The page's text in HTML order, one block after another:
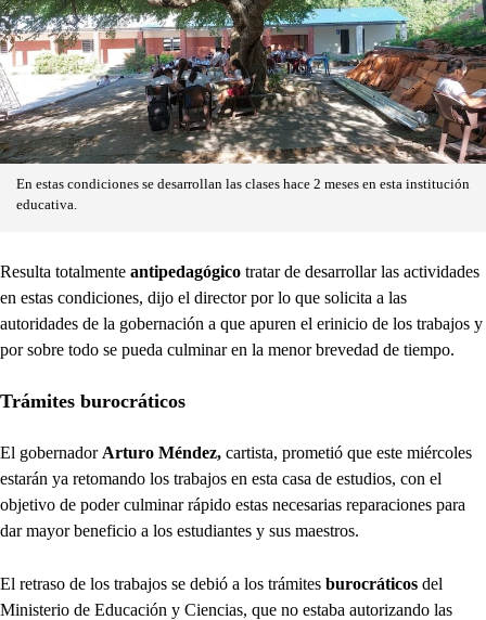
En estas condiciones se desarrollan las clases hace 2 meses en esta institución
educativa.
Resulta totalmente antipedagógico tratar de desarrollar las actividades
en estas condiciones, dijo el director por lo que solicita a las
autoridades de la gobernación a que apuren el erinicio de los trabajos y
por sobre todo se pueda culminar en la menor brevedad de tiempo.
Trámites burocráticos
El gobernador Arturo Méndez, cartista, prometió que este miércoles
estarán ya retomando los trabajos en esta casa de estudios, con el
objetivo de poder culminar rápido estas necesarias reparaciones para
dar mayor beneficio a los estudiantes y sus maestros.
El retraso de los trabajos se debió a los trámites burocráticos del
Ministerio de Educación y Ciencias, que no estaba autorizando las